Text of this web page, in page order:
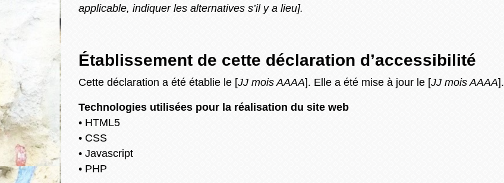
applicable, indiquer les alternatives s’il y a lieu].
Établissement de cette déclaration d’accessibilité
Cette déclaration a été établie le [JJ mois AAAA]. Elle a été mise à jour le [JJ mois AAAA].
Technologies utilisées pour la réalisation du site web
• HTML5
• CSS
• Javascript
• PHP